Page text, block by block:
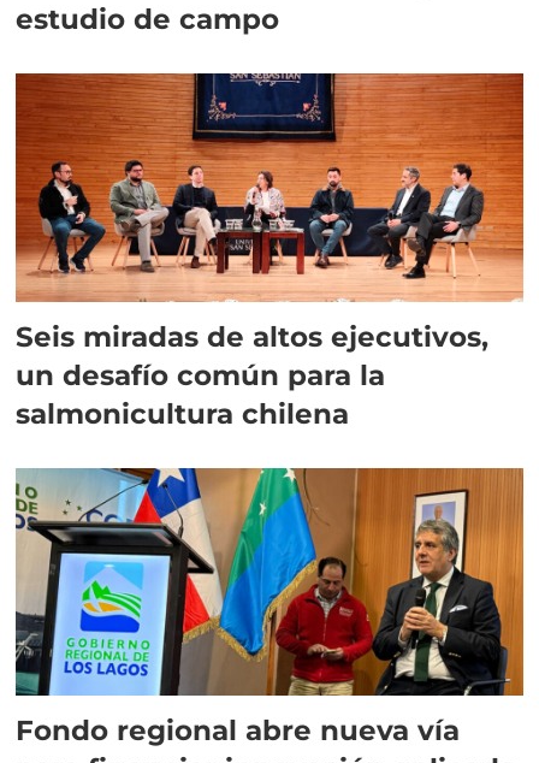
estudio de campo
Seis miradas de altos ejecutivos,
un desafío común para la
salmonicultura chilena
Fondo regional abre nueva vía